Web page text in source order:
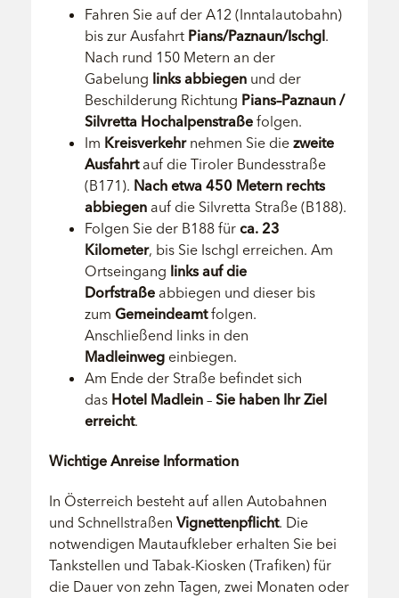
Fahren Sie auf der A12 (Inntalautobahn)
bis zur Ausfahrt Pians/Paznaun/Ischgl.
Nach rund 150 Metern an der
Gabelung links abbiegenund der
Beschilderung Richtung Pians–Paznaun /
Silvretta Hochalpenstraßefolgen.
Im Kreisverkehrnehmen Sie die zweite
Ausfahrt auf die Tiroler Bundesstraße
(B171). Nach etwa 450 Metern rechts
abbiegenauf die Silvretta Straße (B188).
Folgen Sie der B188 für ca. 23
Kilometer, bis Sie Ischgl erreichen. Am
Ortseingang links auf die
Dorfstraßeabbiegen und dieser bis
zum Gemeindeamtfolgen.
Anschließend links in den
Madleinwegeinbiegen.
Am Ende der Straße befindet sich
das Hotel Madlein– Sie haben Ihr Ziel
erreicht.
Wichtige Anreise Information
In Österreich besteht auf allen Autobahnen
und Schnellstraßen Vignettenpflicht. Die
notwendigen Mautaufkleber erhalten Sie bei
Tankstellen und Tabak-Kiosken (Trafiken) für
die Dauer von zehn Tagen, zwei Monaten oder